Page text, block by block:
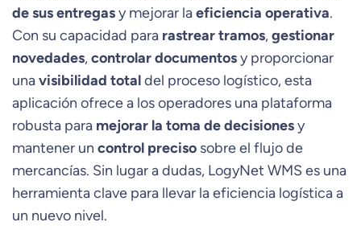
de sus entregasy mejorar laeficiencia operativa.
Con su capacidad para rastrear tramos,gestionar
novedades,controlar documentosy proporcionar
unavisibilidad totaldel proceso logístico, esta
aplicación ofrece a los operadores una plataforma
robusta para mejorar la toma de decisionesy
mantener un control preciso sobre el flujo de
mercancías. Sin lugar a dudas, LogyNet WMS es una
herramienta clave para llevar la eficiencia logística a
un nuevo nivel.